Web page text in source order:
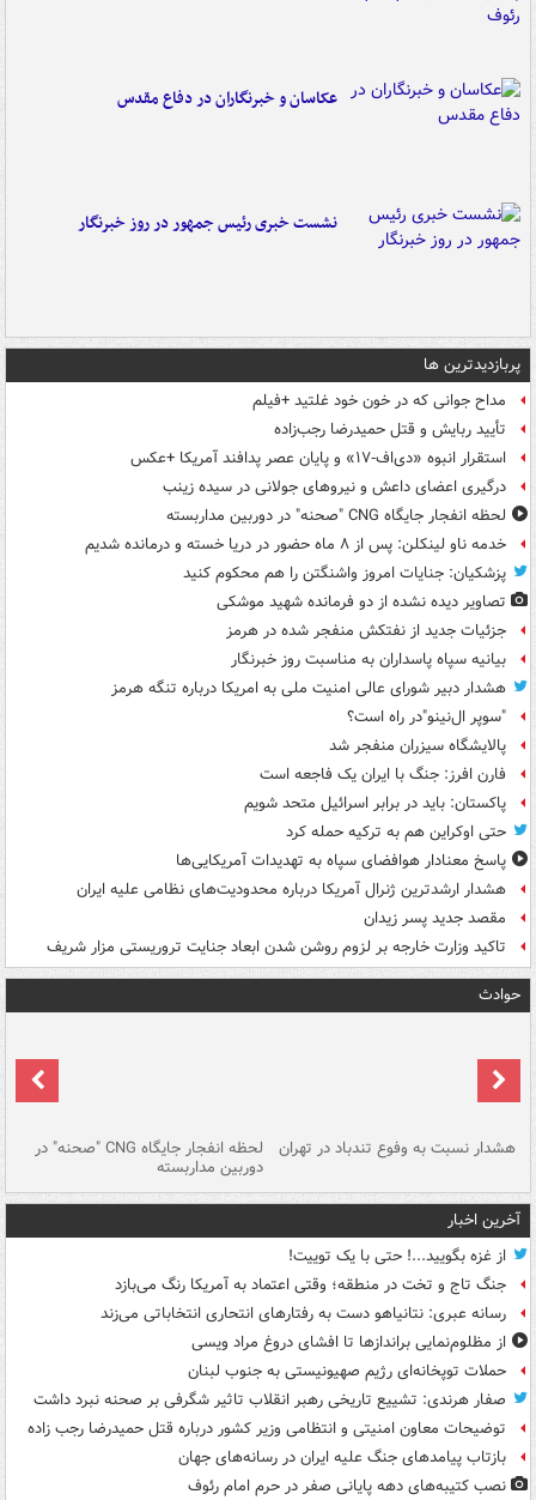
عکاسان و خبرنگاران در دفاع مقدس
نشست خبری رئیس جمهور در روز خبرنگار
پربازدیدترین ها
مداح جوانی که در خون خود غلتید +فیلم
تأیید ربایش و قتل حمیدرضا رجب‌زاده
استقرار انبوه «دی‌اف‑۱۷» و پایان عصر پدافند آمریکا +عکس
درگیری اعضای داعش و نیروهای جولانی در سیده زینب
لحظه انفجار جایگاه CNG "صحنه" در دوربین مداربسته
خدمه ناو لینکلن: پس از ۸ ماه حضور در دریا خسته و درمانده‌ شدیم
پزشکیان: جنایات امروز واشنگتن را هم محکوم کنید
تصاویر دیده‌ نشده از دو فرمانده شهید موشکی
جزئیات جدید از نفتکش منفجر شده در هرمز
بیانیه سپاه پاسداران به مناسبت روز خبرنگار
هشدار دبیر شورای عالی امنیت ملی به امریکا درباره تنگه هرمز
"سوپر ال‌نینو"در راه است؟
پالایشگاه سیزران منفجر شد
فارن افرز: جنگ با ایران یک فاجعه است
پاکستان: باید در برابر اسرائیل متحد شویم
حتی اوکراین هم به ترکیه حمله کرد
پاسخ معنادار هوافضای سپاه به تهدیدات آمریکایی‌ها
هشدار ارشدترین ژنرال آمریکا درباره محدودیت‌های نظامی علیه ایران
مقصد جدید پسر زیدان
تاکید وزارت خارجه بر لزوم روشن شدن ابعاد جنایت تروریستی مزار شریف
حوادث
هشدار نسبت به وفوع تندباد در تهران لحظه انفجار جایگاه CNG "صحنه" در
دوربین مداربسته
آخرین اخبار
از غزه بگویید...! حتی با یک توییت!
جنگ تاج و تخت در منطقه؛ وقتی اعتماد به آمریکا رنگ می‌بازد
رسانه عبری: نتانیاهو دست به رفتارهای انتحاری انتخاباتی می‌زند
از مظلوم‌نمایی براندازها تا افشای دروغ مراد ویسی
حملات توپخانه‌ای رژیم صهیونیستی به جنوب لبنان
صفار هرندی: تشییع تاریخی رهبر انقلاب تاثیر شگرفی بر صحنه نبرد داشت
توضیحات معاون امنیتی و انتظامی وزیر کشور درباره قتل حمیدرضا رجب زاده
بازتاب پیامدهای جنگ علیه ایران در رسانه‌های جهان
نصب کتیبه‌های دهه پایانی صفر در حرم امام رئوف